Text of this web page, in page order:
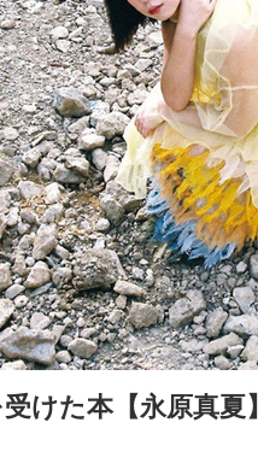
けた本【永原真夏】